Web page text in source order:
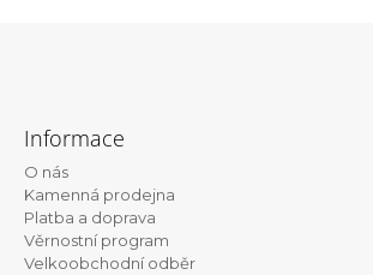
Informace
O nás
Kamenná prodejna
Platba a doprava
Věrnostní program
Velkoobchodní odběr